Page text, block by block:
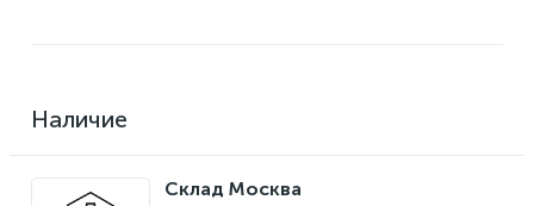
Наличие
Склад Москва